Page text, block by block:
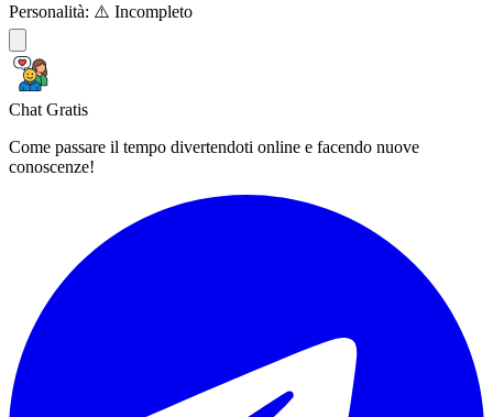
Personalità: ⚠️ Incompleto
Chat Gratis
Come passare il tempo divertendoti online e facendo nuove
conoscenze!